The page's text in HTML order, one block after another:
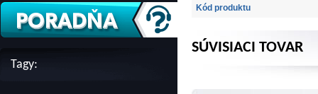
Tagy:
Kód produktu
SÚVISIACI TOVAR